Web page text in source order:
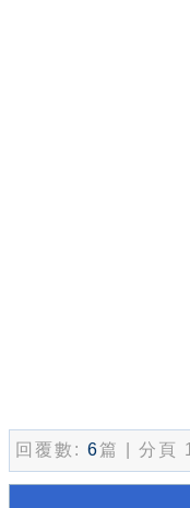
回覆數: 6篇 | 分頁 1